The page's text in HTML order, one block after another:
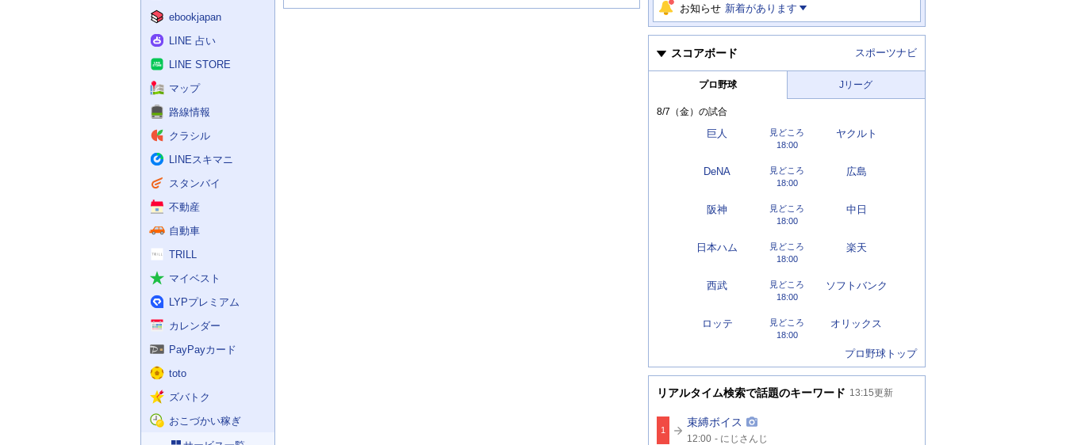
ebookjapan
LINE 占い
LINE STORE
マップ
路線情報
クラシル
LINEスキマニ
スタンバイ
不動産
自動車
TRILL
マイベスト
LYPプレミアム
カレンダー
PayPayカード
toto
ズバトク
おこづかい稼ぎ
お知らせ 新着があります
スコアボード スポーツナビ
プロ野球 Jリーグ
8/7（金） の試合
巨人 ヤクルト
18:00
見どころ
DeNA 広島
18:00
見どころ
阪神 中日
18:00
見どころ
日本ハム 楽天
18:00
見どころ
西武 ソフトバンク
18:00
見どころ
ロッテ オリックス
18:00
見どころ
プロ野球トップ
リアルタイム検索で話題のキーワード 13:15更新
1
束縛ボイス
関
12:00 にじさんじ